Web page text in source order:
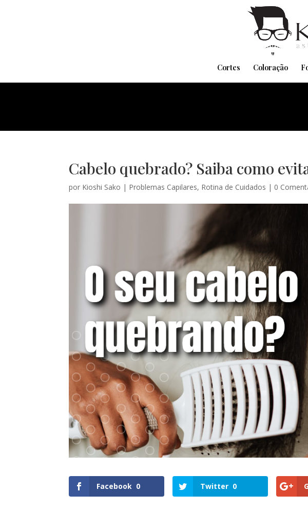
Cortes Coloração
Cabelo quebrado? Saiba como
por Kioshi Sako | Problemas Capilares, Rotina de Cuidados | 0
Facebook 0 Twitter 0